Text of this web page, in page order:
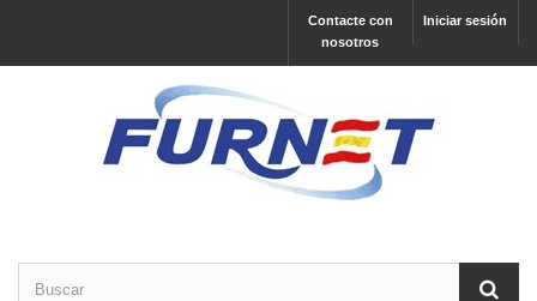
Iniciar sesión
Contacte con
nosotros